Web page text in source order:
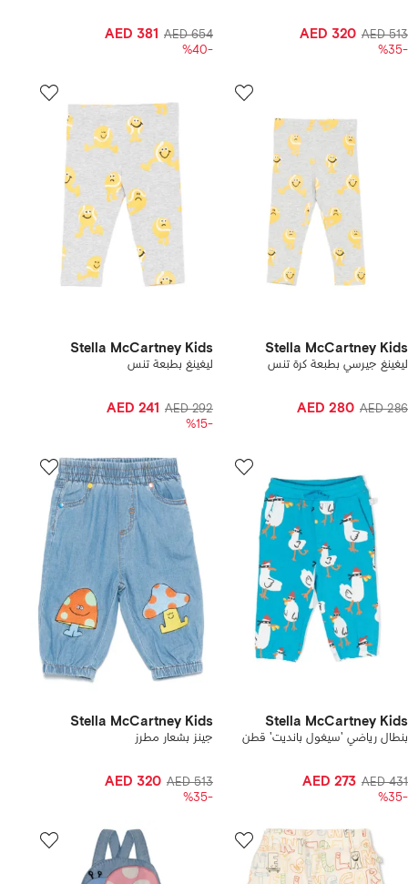
AED 513
AED 320
-%35
AED 654
AED 381
-%40
Stella McCartney Kids
ليغينغ جيرسي بطبعة كرة تنس
AED 286
AED 280
Stella McCartney Kids
ليغينغ بطبعة تنس
AED 292
AED 241
-%15
Stella McCartney Kids
بنطال رياضي 'سيغول بانديت' قطن
AED 431
AED 273
-%35
Stella McCartney Kids
جينز بشعار مطرز
AED 513
AED 320
-%35